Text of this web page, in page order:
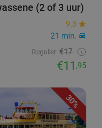
(2 of 3 uur)
9.3
21 min.
Regulier €17
€11 ,95
30%